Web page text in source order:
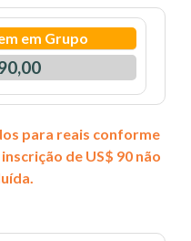
em Grupo
para reais conforme
de US$ 90 não